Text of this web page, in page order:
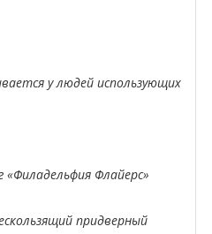
у людей использующих
Флайерс»
придверный